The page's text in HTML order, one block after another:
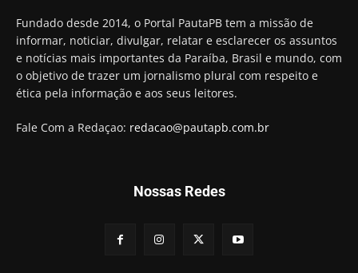
Hugo Motta retira projeto que permitia bancos
"confiscar" dinheiro de clientes
01:49
Descaso da gestão Panta deixa crianças e
professoras 'ilhadas' em creche
00:16
Fundado desde 2014, o Portal PautaPB tem a missão de
informar, noticiar, divulgar, relatar e esclarecer os assuntos
e notícias mais importantes da Paraíba, Brasil e mundo, com
o objetivo de trazer um jornalismo plural com respeito e
ética pela informação e aos seus leitores.
Fale Com a Redaçao: redacao@pautapb.com.br
Nossas Redes